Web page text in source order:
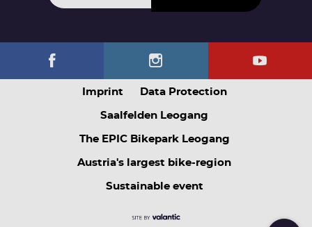
Imprint Data Protection
Saalfelden Leogang
The EPIC Bikepark Leogang
Austria's largest bike-region
Sustainable event